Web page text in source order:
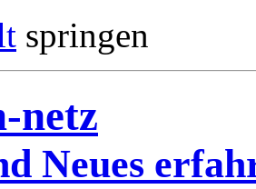
springen
netz
Neues